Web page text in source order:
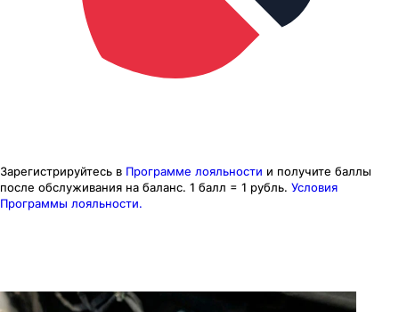
Зарегистрируйтесь в Программе лояльности и получите баллы
после обслуживания на баланс. 1 балл = 1 рубль. Условия
Программы лояльности.